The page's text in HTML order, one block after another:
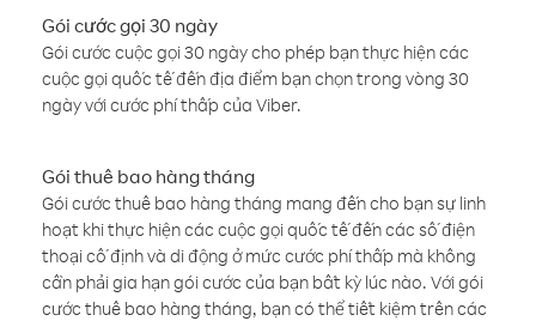
Gói cước gọi 30 ngày
Gói cước cuộc gọi 30 ngày cho phép bạn thực hiện các
cuộc gọi quốc tế đến địa điểm bạn chọn trong vòng 30
ngày với cước phí thấp của Viber.
Gói thuê bao hàng tháng
Gói cước thuê bao hàng tháng mang đến cho bạn sự linh
hoạt khi thực hiện các cuộc gọi quốc tế đến các số điện
thoại cố định và di động ở mức cước phí thấp mà không
cần phải gia hạn gói cước của bạn bất kỳ lúc nào. Với gói
cước thuê bao hàng tháng, bạn có thể tiết kiệm trên các